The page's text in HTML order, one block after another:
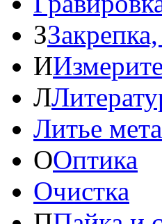
З
И
Л
Литье
ООптика
Очистка